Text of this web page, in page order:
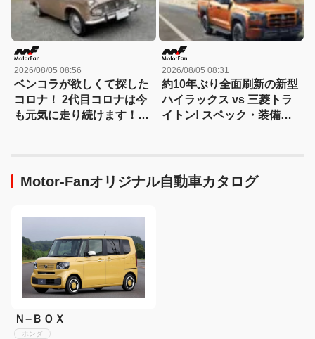
2026/08/05 08:56
ベンコラが欲しくて探した
コロナ！ 2代目コロナは今
も元気に走り続けます！
2026/08/05 08:31
約10年ぶり全面刷新の新型
ハイラックス vs 三菱トラ
イトン! スペック・装備・
Motor-Fanオリジナル自動車カタログ
Ｎ−ＢＯＸ
ホンダ